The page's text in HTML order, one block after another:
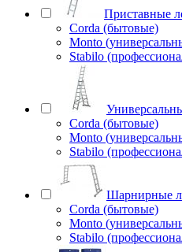
Приставные
Corda (бытовые)
Monto
Stabilo
Corda (бытовые)
Monto
Stabilo
Шарнирные
Corda (бытовые)
Monto
Stabilo